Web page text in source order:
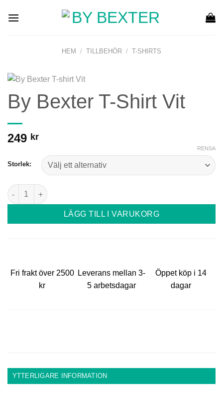
HEM / TILLBEHÖR / T-SHIRTS
By Bexter T-Shirt Vit
249 kr
Storlek:
RENSA
By Bexter T-Shirt Vit mängd
LÄGG TILL I VARUKORG
Fri frakt över 2500
kr
Leverans mellan 3-
5 arbetsdagar
Öppet köp i 14
dagar
YTTERLIGARE INFORMATION